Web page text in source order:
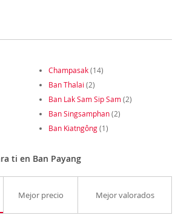
Champasak(14)
Ban Thalai (2)
Ban Lak Sam Sip Sam(2)
Ban Singsamphan(2)
Ban Kiatngông(1)
ti en Ban Payang
Mejor precio Mejor valorados